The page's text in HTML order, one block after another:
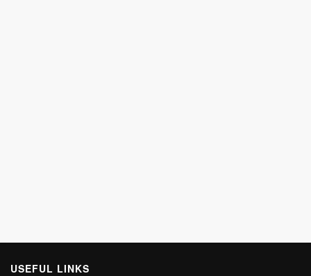
USEFUL LINKS